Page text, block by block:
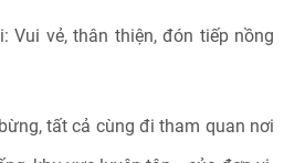
Vui vẻ, thân thiện, đón tiếp nồng
tất cả cùng đi tham quan nơi